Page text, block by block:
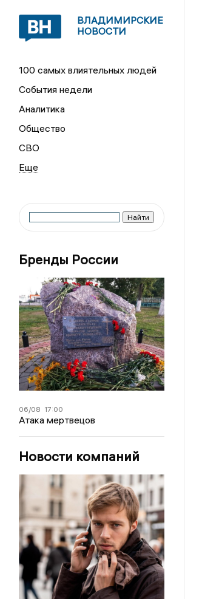
ВЛАДИМИРСКИЕ
НОВОСТИ
100 самых влиятельных людей
События недели
Аналитика
Общество
СВО
Бренды России
06/08 17:00
Атака мертвецов
Новости компаний